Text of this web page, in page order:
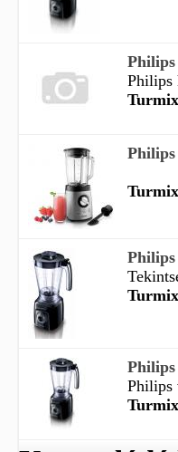
Philips
Philips
Philips
Philips